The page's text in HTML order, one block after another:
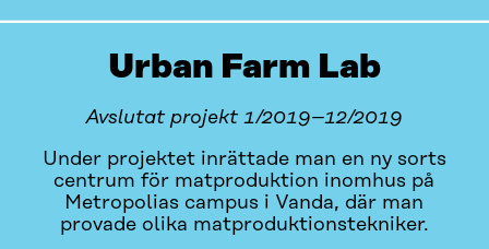
Urban Farm Lab
Avslutat projekt 1/2019–12/2019
Under projektet inrättade man en ny sorts
centrum för matproduktion inomhus på
Metropolias campus i Vanda, där man
provade olika matproduktionstekniker.